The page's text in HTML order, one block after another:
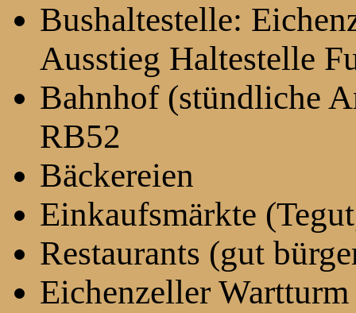
Bushaltestelle:
Ausstieg Haltestelle
Bahnhof (stündliche
RB52
Bäckereien
Einkaufsmärkte
Restaurants (gut
Eichenzeller